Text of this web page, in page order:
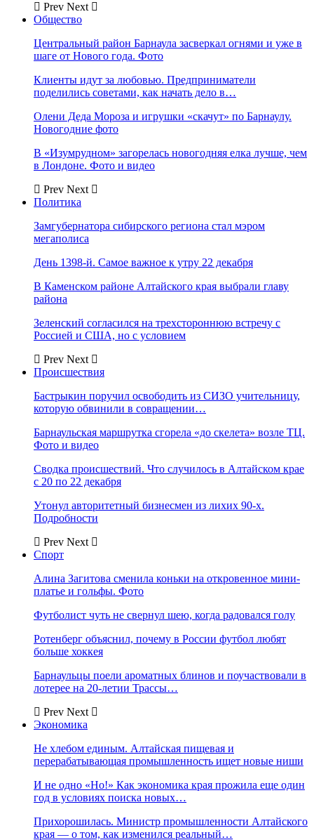
Prev Next
Общество
Центральный район Барнаула засверкал огнями и уже в
шаге от Нового года. Фото
Клиенты идут за любовью. Предприниматели
поделились советами, как начать дело в…
Олени Деда Мороза и игрушки «скачут» по Барнаулу.
Новогодние фото
В «Изумрудном» загорелась новогодняя елка лучше, чем
в Лондоне. Фото и видео
Prev Next
Политика
Замгубернатора сибирского региона стал мэром
мегаполиса
День 1398-й. Самое важное к утру 22 декабря
В Каменском районе Алтайского края выбрали главу
района
Зеленский согласился на трехстороннюю встречу с
Россией и США, но с условием
Prev Next
Происшествия
Бастрыкин поручил освободить из СИЗО учительницу,
которую обвинили в совращении…
Барнаульская маршрутка сгорела «до скелета» возле ТЦ.
Фото и видео
Сводка происшествий. Что случилось в Алтайском крае
с 20 по 22 декабря
Утонул авторитетный бизнесмен из лихих 90-х.
Подробности
Prev Next
Спорт
Алина Загитова сменила коньки на откровенное мини-
платье и гольфы. Фото
Футболист чуть не свернул шею, когда радовался голу
Ротенберг объяснил, почему в России футбол любят
больше хоккея
Барнаульцы поели ароматных блинов и поучаствовали в
лотерее на 20-летии Трассы…
Prev Next
Экономика
Не хлебом единым. Алтайская пищевая и
перерабатывающая промышленность ищет новые ниши
И не одно «Но!» Как экономика края прожила еще один
год в условиях поиска новых…
Прихорошилась. Министр промышленности Алтайского
края — о том, как изменился реальный…